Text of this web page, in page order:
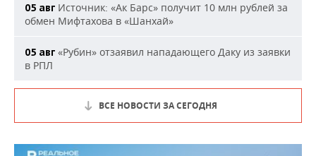
05 авг Источник: «Ак Барс» получит 10 млн рублей за
обмен Мифтахова в «Шанхай»
05 авг «Рубин» отзаявил нападающего Даку из заявки
в РПЛ
ВСЕ НОВОСТИ ЗА СЕГОДНЯ